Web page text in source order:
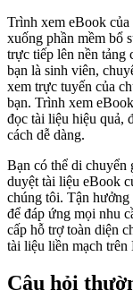
Trình xem eBook của
xuống phần mềm bổ
trực tiếp lên nền tảng
bạn là sinh viên,
xem trực tuyến của
bạn. Trình xem
đọc tài liệu hiệu quả,
cách dễ dàng.
Bạn có thể di chuyển
duyệt tài liệu eBook
chúng tôi. Tận
để đáp ứng mọi nhu
cấp hỗ trợ toàn diện
tài liệu liền mạch trên
Câu hỏi